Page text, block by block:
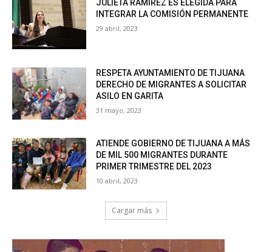
JULIETA RAMÍREZ ES ELEGIDA PARA
INTEGRAR LA COMISIÓN PERMANENTE
29 abril, 2023
RESPETA AYUNTAMIENTO DE TIJUANA
DERECHO DE MIGRANTES A SOLICITAR
ASILO EN GARITA
31 mayo, 2023
ATIENDE GOBIERNO DE TIJUANA A MÁS
DE MIL 500 MIGRANTES DURANTE
PRIMER TRIMESTRE DEL 2023
10 abril, 2023
Cargar más